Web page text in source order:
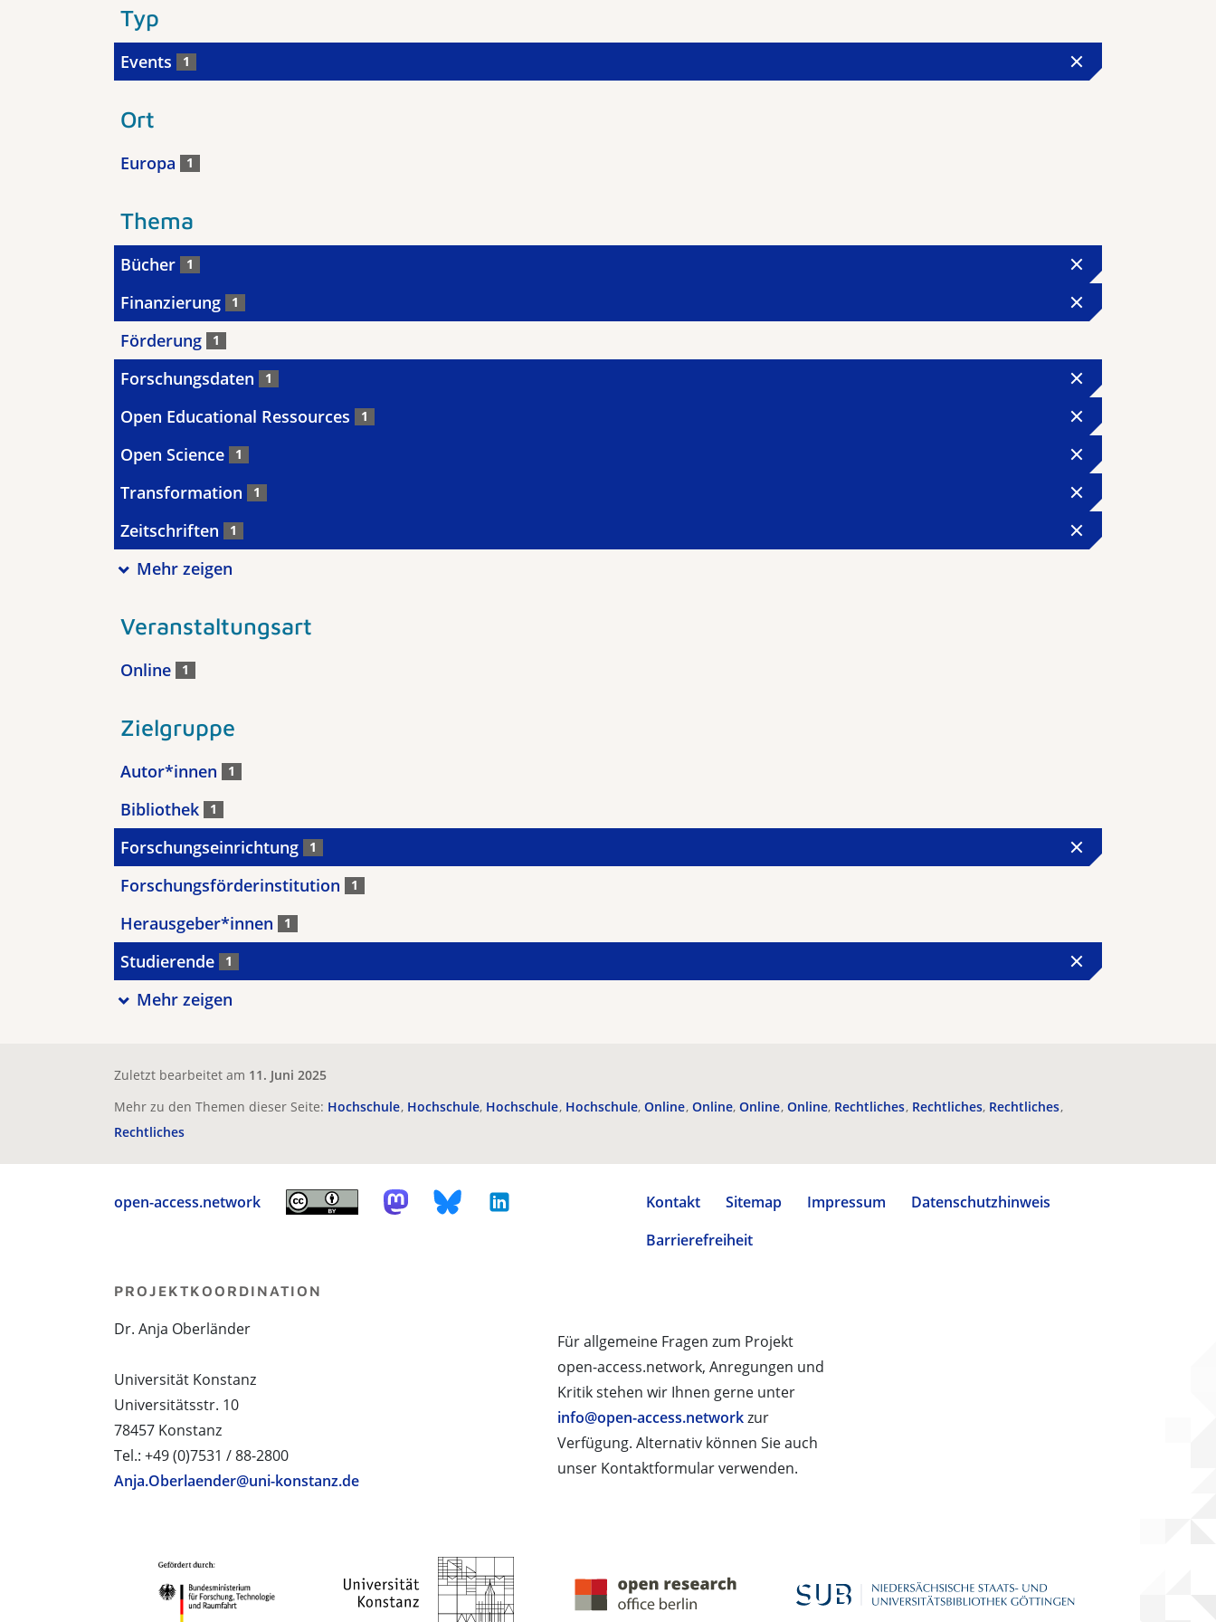
Typ
Events 1
Ort
Europa 1
Thema
Bücher 1
Finanzierung 1
Förderung 1
Forschungsdaten 1
Open Educational Ressources 1
Open Science 1
Transformation 1
Zeitschriften 1
Mehr zeigen
Veranstaltungsart
Online 1
Zielgruppe
Autor*innen 1
Bibliothek 1
Forschungseinrichtung 1
Forschungsförderinstitution 1
Herausgeber*innen 1
Studierende 1
Mehr zeigen
Zuletzt bearbeitet am 11. Juni 2025
Mehr zu den Themen dieser Seite: Hochschule Hochschule Hochschule Hochschule Online Online Online Online Rechtliches Rechtliches Rechtliches
Rechtliches
open-access.network Kontakt Sitemap Impressum
Datenschutzhinweis
Barrierefreiheit
Für allgemeine Fragen zum Projekt
open-access.network, Anregungen und
Kritik stehen wir Ihnen gerne unter
info@open-access.networkzur
Verfügung. Alternativ können Sie auch
unser Kontaktformular verwenden.
PROJEKTKOORDINATION
Dr. Anja Oberländer
Universität Konstanz
Universitätsstr. 10
78457 Konstanz
Tel.: +49 (0)7531 / 88-2800
Anja.Oberlaender@uni-konstanz.de